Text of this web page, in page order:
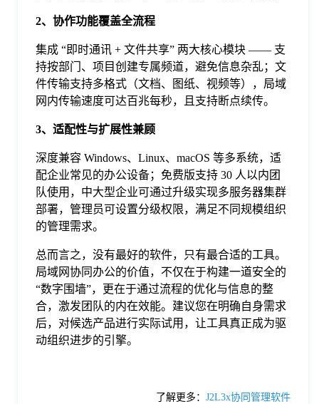
2、协作功能覆盖全流程
集成 “即时通讯 + 文件共享” 两大核心模块 —— 支
持按部门、项目创建专属频道，避免信息杂乱；文
件传输支持多格式（文档、图纸、视频等），局域
网内传输速度可达百兆每秒，且支持断点续传。
3、适配性与扩展性兼顾
深度兼容 Windows、Linux、macOS 等多系统，适
配企业常见的办公设备；免费版支持 30 人以内团
队使用，中大型企业可通过升级实现多服务器集群
部署，管理员可设置分级权限，满足不同规模组织
的管理需求。
总而言之，没有最好的软件，只有最合适的工具。
局域网协同办公的价值，不仅在于构建一道安全的
“数字围墙”，更在于通过流程的优化与信息的整
合，激发团队的内在效能。建议您在明确自身需求
后，对候选产品进行实际试用，让工具真正成为驱
动组织进步的引擎。
了解更多： J2L3x协同管理软件